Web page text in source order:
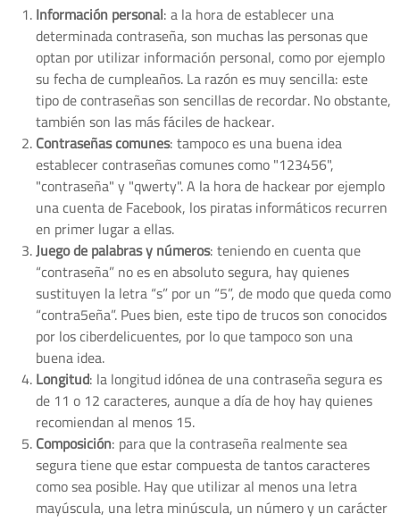
Información personal: a la hora de establecer una
determinada contraseña, son muchas las personas que
optan por utilizar información personal, como por ejemplo
su fecha de cumpleaños. La razón es muy sencilla: este
tipo de contraseñas son sencillas de recordar. No obstante,
también son las más fáciles de hackear.
Contraseñas comunes: tampoco es una buena idea
establecer contraseñas comunes como "123456",
"contraseña" y "qwerty". A la hora de hackear por ejemplo
una cuenta de Facebook, los piratas informáticos recurren
en primer lugar a ellas.
Juego de palabras y números: teniendo en cuenta que
“contraseña” no es en absoluto segura, hay quienes
sustituyen la letra “s” por un “5”, de modo que queda como
“contra5eña”. Pues bien, este tipo de trucos son conocidos
por los ciberdelicuentes, por lo que tampoco son una
buena idea.
Longitud: la longitud idónea de una contraseña segura es
de 11 o 12 caracteres, aunque a día de hoy hay quienes
recomiendan al menos 15.
Composición: para que la contraseña realmente sea
segura tiene que estar compuesta de tantos caracteres
como sea posible. Hay que utilizar al menos una letra
mayúscula, una letra minúscula, un número y un carácter